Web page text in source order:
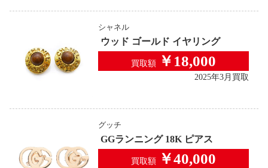
シャネル
ウッド ゴールド イヤリング
買取額 ￥18,000
2025年3月買取
グッチ
GGランニング 18K ピアス
買取額 ￥40,000